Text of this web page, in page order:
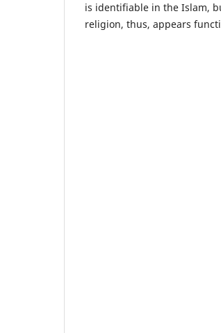
is identifiable in the Islam,
religion, thus, appears